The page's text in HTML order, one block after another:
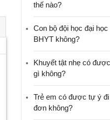
thế nào?
Con bộ đội học đại
BHYT không?
Khuyết tật nhẹ có
gì không?
Trẻ em có được tự ý
đơn không?